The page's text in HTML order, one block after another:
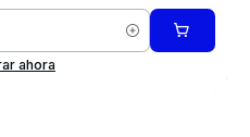
ahora